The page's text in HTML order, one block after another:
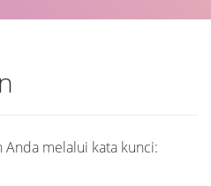
melalui kata kunci: